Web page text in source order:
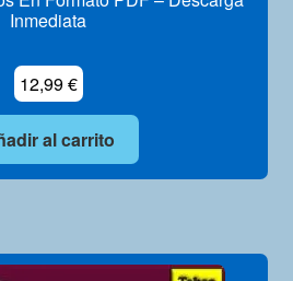
Inmediata
12,99€
al carrito